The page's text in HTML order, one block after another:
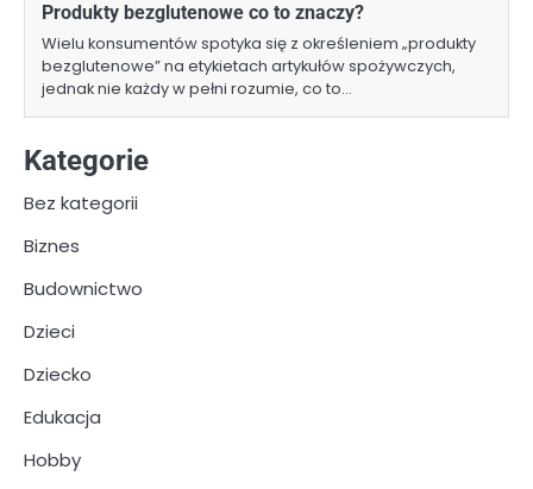
Produkty bezglutenowe co to znaczy?
Wielu konsumentów spotyka się z określeniem „produkty
bezglutenowe” na etykietach artykułów spożywczych,
jednak nie każdy w pełni rozumie, co to…
Kategorie
Bez kategorii
Biznes
Budownictwo
Dzieci
Dziecko
Edukacja
Hobby